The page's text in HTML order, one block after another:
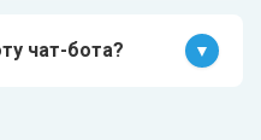
с системами
каждый этап,
чат-бота?